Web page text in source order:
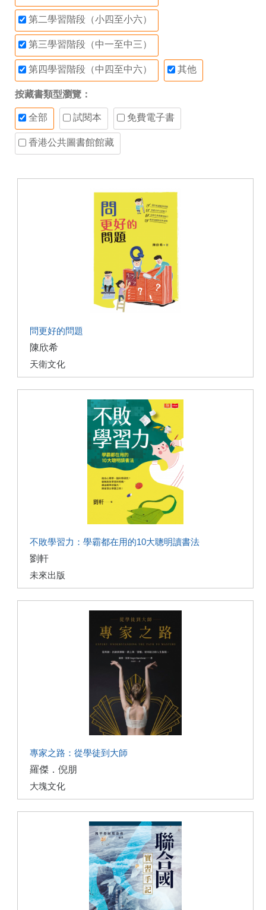
第二學習階段（小四至小六）
第三學習階段（中一至中三）
第四學習階段（中四至中六） 其他
按藏書類型瀏覽：
全部 試閱本 免費電子書
香港公共圖書館館藏
問更好的問題
陳欣希
天衛文化
不敗學習力：學霸都在用的10大聰明讀書法
劉軒
未來出版
專家之路：從學徒到大師
羅傑．倪朋
大塊文化